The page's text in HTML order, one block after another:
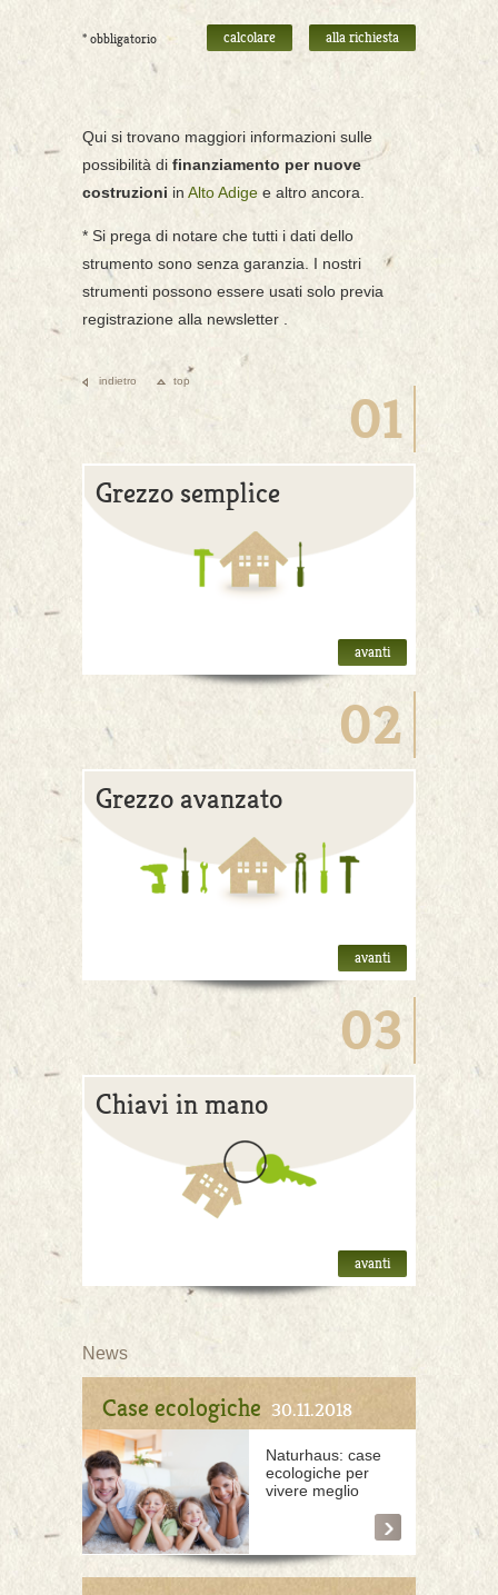
* obbligatorio
Qui si trovano maggiori informazioni sulle
possibilità di finanziamento per nuove
costruzioni in Alto Adige e altro ancora.
* Si prega di notare che tutti i dati dello
strumento sono senza garanzia. I nostri
strumenti possono essere usati solo previa
registrazione alla newsletter .
indietro top
01
Grezzo semplice
avanti
02
Grezzo avanzato
avanti
03
Chiavi in mano
avanti
News
Case ecologiche 30.11.2018
Naturhaus: case
ecologiche per
vivere meglio